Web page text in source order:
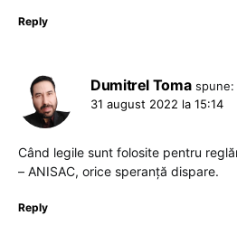
Reply
Dumitrel Toma spune:
31 august 2022 la 15:14
Când legile sunt folosite pentru
– ANISAC, orice speranță dispare.
Reply